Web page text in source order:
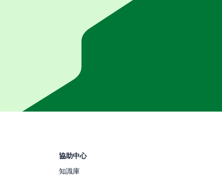
協助中心
知識庫